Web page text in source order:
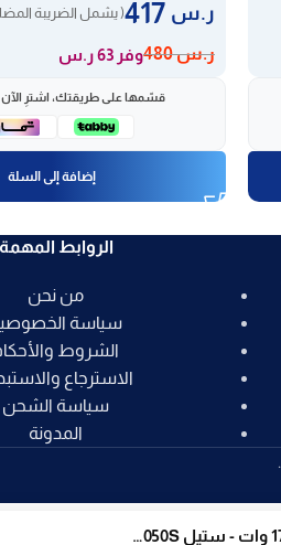
ر.س ( يشمل الضريبة
ر.س480 وفر 63 ر.س
قسّمها على طريقتك، اشترِ الآن
إضافة إلى السلة
الروابط المهمة
من نحن
سياسة
الشروط
الاسترجاع
سياسة الشحن
المدونة
قلاية بدون زيت اكسبير 23 لتر 1700 وات - ستيل XPAO-9050S